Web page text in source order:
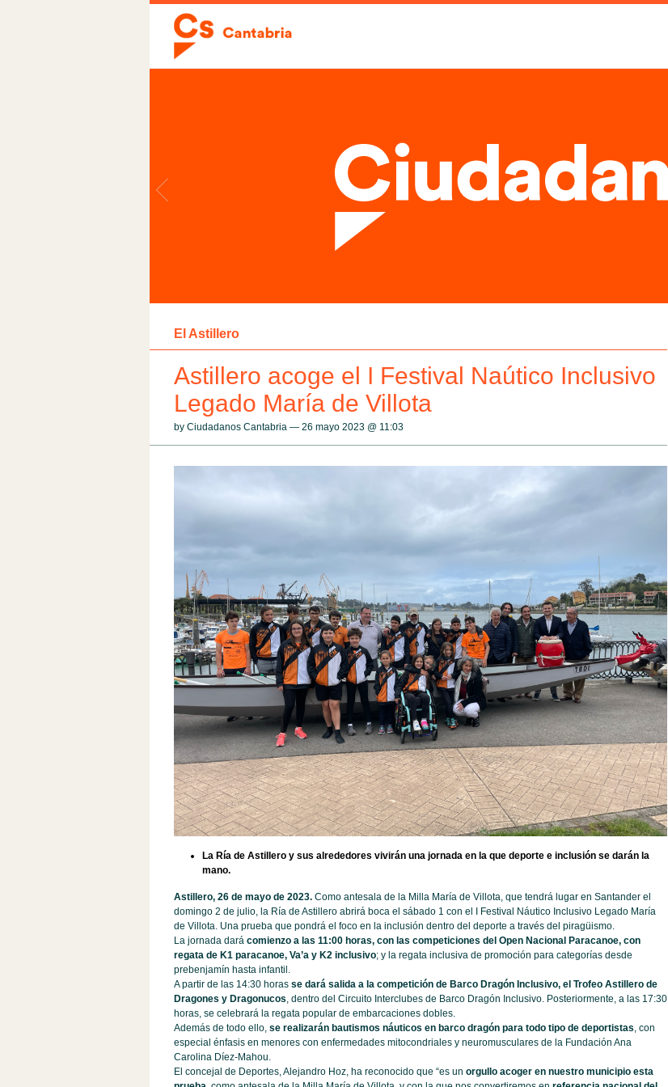
El Astillero
Astillero acoge el I Festival Naútico Inclusivo
Legado María de Villota
by Ciudadanos Cantabria — 26 mayo 2023 @ 11:03
La Ría de Astillero y sus alrededores vivirán una jornada en la que deporte e inclusión se darán la
mano.
Astillero, 26 de mayo de 2023. Como antesala de la Milla María de Villota, que tendrá lugar en Santander el
domingo 2 de julio, la Ría de Astillero abrirá boca el sábado 1 con el I Festival Náutico Inclusivo Legado María
de Villota. Una prueba que pondrá el foco en la inclusión dentro del deporte a través del piragüismo.
La jornada dará comienzo a las 11:00 horas, con las competiciones del Open Nacional Paracanoe, con
regata de K1 paracanoe, Va’a y K2 inclusivo; y la regata inclusiva de promoción para categorías desde
prebenjamín hasta infantil.
A partir de las 14:30 horas se dará salida a la competición de Barco Dragón Inclusivo, el Trofeo Astillero de
Dragones y Dragonucos , dentro del Circuito Interclubes de Barco Dragón Inclusivo. Posteriormente, a las 17:30
horas, se celebrará la regata popular de embarcaciones dobles.
Además de todo ello, se realizarán bautismos náuticos en barco dragón para todo tipo de deportistas , con
especial énfasis en menores con enfermedades mitocondriales y neuromusculares de la Fundación Ana
Carolina Díez-Mahou.
El concejal de Deportes, Alejandro Hoz, ha reconocido que “es un orgullo acoger en nuestro municipio esta